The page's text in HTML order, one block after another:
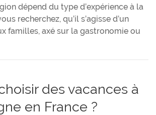
dépend du type d’expérience à la
recherchez, qu’il s’agisse d’un
familles, axé sur la gastronomie ou
des vacances à
en France ?